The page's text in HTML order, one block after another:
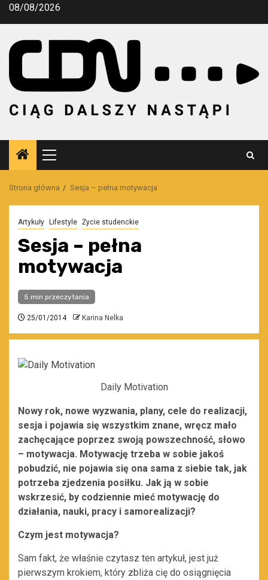
Przejdź
08/08/2026
Menu
główne
Strona główna Sesja – pełna motywacja
Artykuły Lifestyle Życie studenckie
Sesja – pełna
motywacja
5 min przeczytania
25/01/2014 Karina Nelka
Daily Motivation
Nowy rok, nowe wyzwania, plany, cele do realizacji,
sesja i pojawia się wszystkim znane, wręcz mało
zachęcające poprzez swoją powszechność, słowo
– motywacja. Motywację trzeba w sobie jakoś
pobudzić, nie pojawia się ona sama z siebie tak, jak
potrzeba zjedzenia posiłku. Jak ją w sobie
wskrzesić, by codziennie mieć motywację do
działania, nauki, pracy i samorealizacji?
Czym jest motywacja?
Sam fakt, że właśnie czytasz ten artykuł, jest już
pierwszym krokiem, który zbliża cię do osiągnięcia